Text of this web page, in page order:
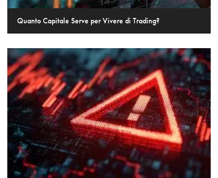
Quanto Capitale Serve per Vivere di Trading?